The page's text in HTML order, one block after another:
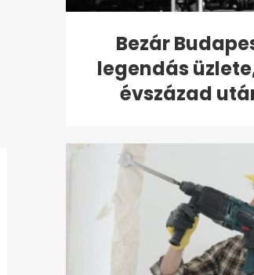
Bezár
legendás
évszázad